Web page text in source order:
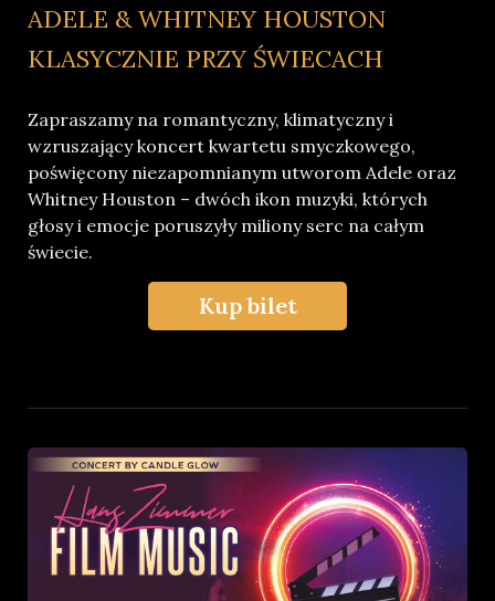
ADELE & WHITNEY HOUSTON
KLASYCZNIE PRZY ŚWIECACH
Zapraszamy na romantyczny, klimatyczny i
wzruszający koncert kwartetu smyczkowego,
poświęcony niezapomnianym utworom Adele oraz
Whitney Houston – dwóch ikon muzyki, których
głosy i emocje poruszyły miliony serc na całym
świecie.
Kup bilet